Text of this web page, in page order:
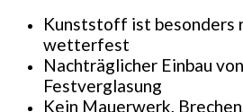
Kunststoff ist besonders
wetterfest
Nachträglicher Einbau
Festverglasung
Kein Mauerwerk,